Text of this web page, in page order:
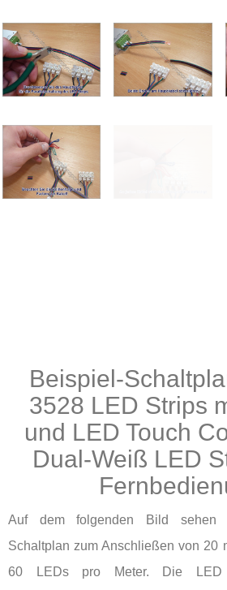
Beispiel-
3528 LED Strips
und LED Touch
Dual-Weiß LED
Auf dem folgenden Bild sehen
Schaltplan zum Anschließen von 20
60 LEDs pro Meter. Die LED